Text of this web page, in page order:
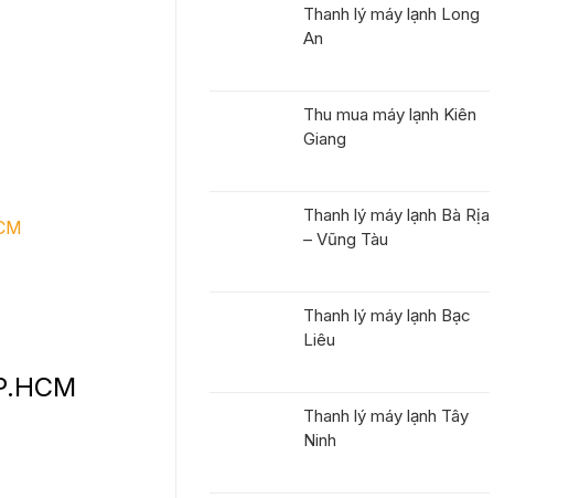
Thanh lý máy lạnh Long
An
Thu mua máy lạnh Kiên
Giang
Thanh lý máy lạnh Bà Rịa
– Vũng Tàu
Thanh lý máy lạnh Bạc
Liêu
Thanh lý máy lạnh Tây
Ninh